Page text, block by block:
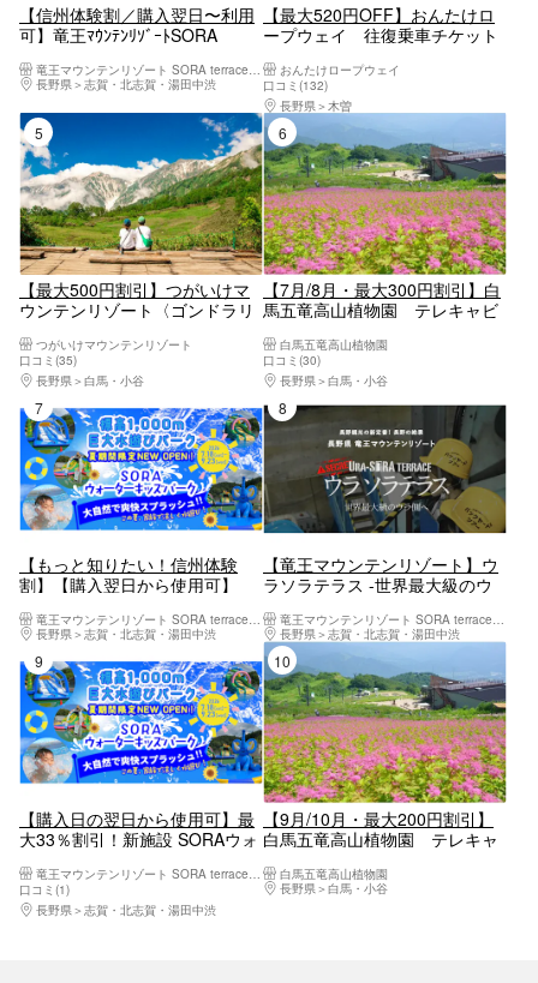
【信州体験割／購入翌日〜利用
可】竜王ﾏｳﾝﾃﾝﾘｿﾞｰﾄSORA
1日 11/8迄
長野県
志賀・北志賀・湯田中渋
【最大520円OFF】おんたけロ
ープウェイ 往復乗車チケット
換え）
おんたけロープウェイ
口コミ(132)
長野県
木曽
【最大500円割引】つがいけマ
ウンテンリゾート〈ゴンドラリ
料〉つがいけマウンテンリゾート
口コミ(35)
長野県
白馬・小谷
【7月/8月・最大300円割引】白
馬五竜高山植物園 テレキャビ
日フリー乗車）
白馬五竜高山植物園
口コミ(30)
長野県
白馬・小谷
7位
【もっと知りたい！信州体験
割】【購入翌日から使用可】
1日入場券 9月23日まで有効
竜王マウンテンリゾート SORA terrace（ソラテラス）
長野県
志賀・北志賀・湯田中渋
8位
【竜王マウンテンリゾート】ウ
ラソラテラス -世界最大級のウ
竜王マウンテンリゾート SORA terrace（ソラテラス）
長野県
志賀・北志賀・湯田中渋
9位
【購入日の翌日から使用可】最
大33％割引！新施設 SORAウォ
券
口コミ(1)
長野県
志賀・北志賀・湯田中渋
10位
【9月/10月・最大200円割引】
白馬五竜高山植物園 テレキャ
行日フリー乗車）
白馬五竜高山植物園
長野県
白馬・小谷